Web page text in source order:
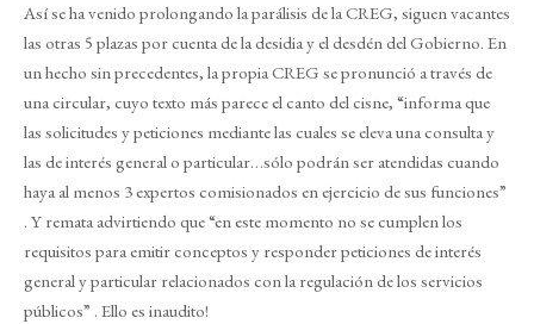
Así se ha venido prolongando la parálisis de la CREG, siguen vacantes
las otras 5 plazas por cuenta de la desidia y el desdén del Gobierno. En
un hecho sin precedentes, la propia CREG se pronunció a través de
una circular, cuyo texto más parece el canto del cisne, “informa que
las solicitudes y peticiones mediante las cuales se eleva una consulta y
las de interés general o particular…sólo podrán ser atendidas cuando
haya al menos 3 expertos comisionados en ejercicio de sus funciones”
. Y remata advirtiendo que “en este momento no se cumplen los
requisitos para emitir conceptos y responder peticiones de interés
general y particular relacionados con la regulación de los servicios
públicos” . Ello es inaudito!